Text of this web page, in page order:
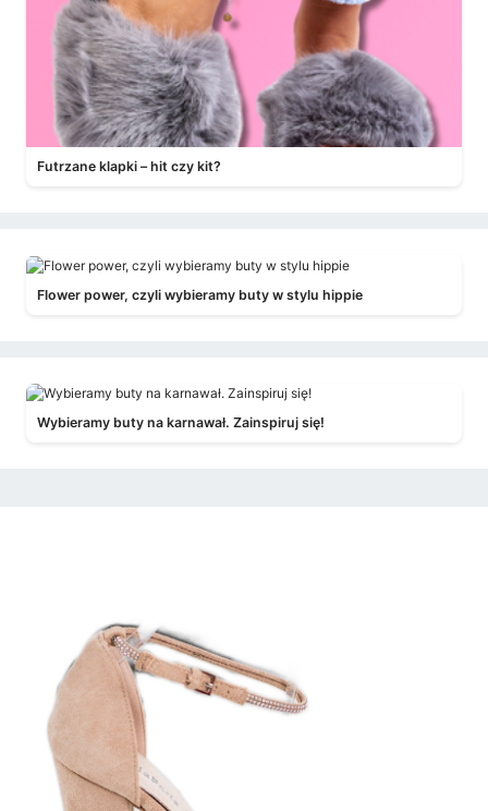
Futrzane klapki – hit czy kit?
Flower power, czyli wybieramy buty w stylu hippie
Wybieramy buty na karnawał. Zainspiruj się!